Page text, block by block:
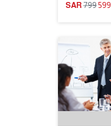
799599